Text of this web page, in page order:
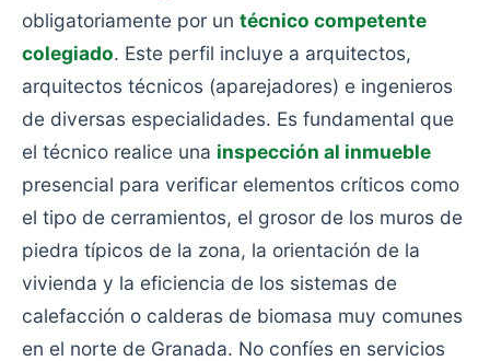
obligatoriamente por un técnico competente
colegiado. Este perfil incluye a arquitectos,
arquitectos técnicos (aparejadores) e ingenieros
de diversas especialidades. Es fundamental que
el técnico realice una inspección al inmueble
presencial para verificar elementos críticos como
el tipo de cerramientos, el grosor de los muros de
piedra típicos de la zona, la orientación de la
vivienda y la eficiencia de los sistemas de
calefacción o calderas de biomasa muy comunes
en el norte de Granada. No confíes en servicios